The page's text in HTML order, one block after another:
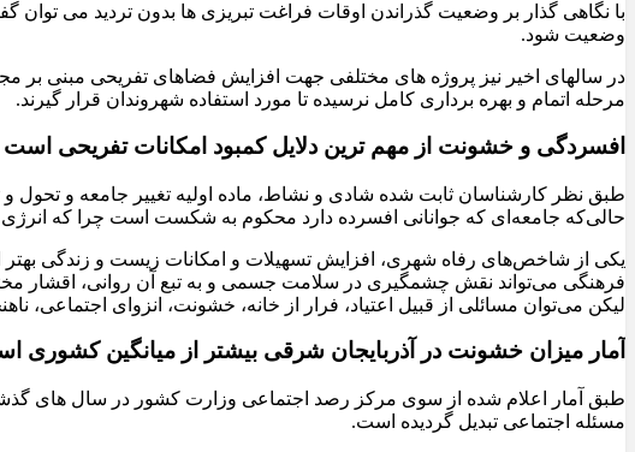
با نگاهی گذار بر وضعیت گذراندن اوقات فراغت تبریزی ها بدون تردید می
وضعیت شود.
در سالهای اخیر نیز پروژه های مختلفی جهت افزایش فضاهای تفریحی مبنی بر
مرحله اتمام و بهره برداری کامل نرسیده تا مورد استفاده شهروندان قرار گیرند.
افسردگی و خشونت از مهم ترین دلایل کمبود امکانات تفریحی است
طبق نظر کارشناسان ثابت شده شادی و نشاط، ماده اولیه تغییر جامعه و تحول
حالی‌که جامعه‌ای که جوانانی افسرده دارد محکوم به شکست است چرا که
یکی از شاخص‌های رفاه شهری، افزایش تسهیلات و امکانات زیست و زندگی
فرهنگی می‌تواند نقش چشمگیری در سلامت جسمی و به تبع آن روانی، اقشار
لیکن می‌توان مسائلی از قبیل اعتیاد، فرار از خانه، خشونت، انزوای
آمار میزان خشونت در آذربایجان شرقی بیشتر از میانگین کشوری
طبق آمار اعلام شده از سوی مرکز رصد اجتماعی وزارت کشور در سال های
مسئله اجتماعی تبدیل گردیده است.